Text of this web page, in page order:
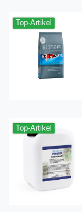
Top-Artikel
Top-Artikel